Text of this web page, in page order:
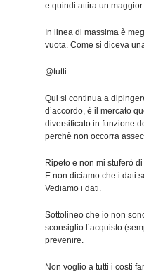
e quindi attira un
In linea di massima è
vuota. Come si diceva
@tutti
Qui si continua a
d’accordo, è il mercato
diversificato in funzione
perchè non occorra
Ripeto e non mi stuferò
E non diciamo che i dati
Vediamo i dati.
Sottolineo che io non
sconsiglio l’acquisto
prevenire.
Non voglio a tutti i costi